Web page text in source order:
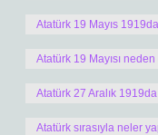
Atatürk 19 Mayıs
Atatürk 19 Mayısı
Atatürk 27 Aralık
Atatürk sırasıyla neler